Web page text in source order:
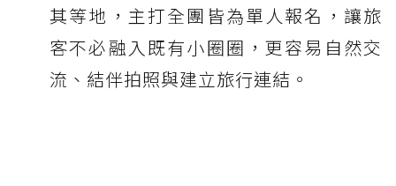
其等地，主打全團皆為單人報名，讓旅
客不必融入既有小圈圈，更容易自然交
流、結伴拍照與建立旅行連結。